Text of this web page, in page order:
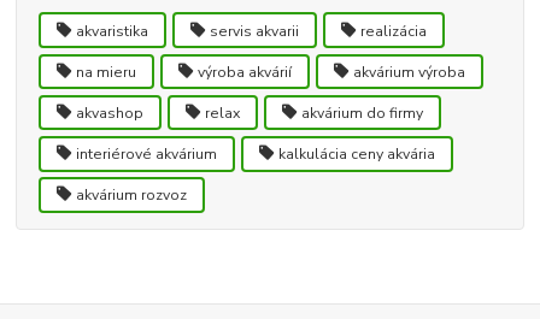
akvaristika servis akvarii realizácia
na mieru výroba akvárií akvárium výroba
akvashop relax akvárium do firmy
interiérové akvárium kalkulácia ceny akvária
akvárium rozvoz